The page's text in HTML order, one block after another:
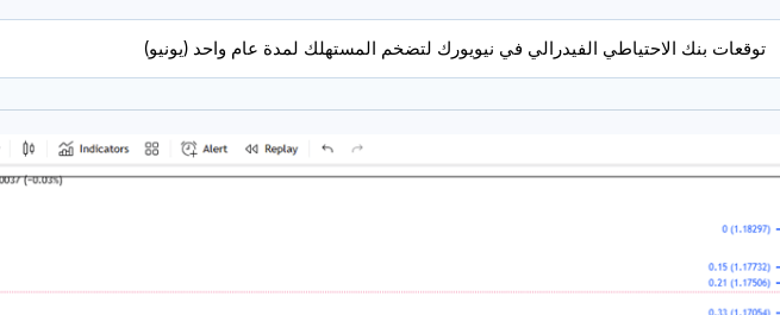
توقعات بنك الاحتياطي الفيدرالي في نيويورك لتضخم المستهلك لمدة عام واحد (يونيو)